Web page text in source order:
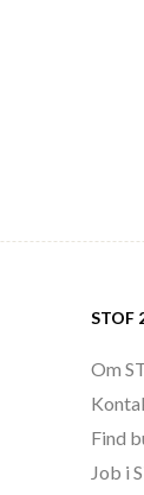
STOF
Om
Find
Job i